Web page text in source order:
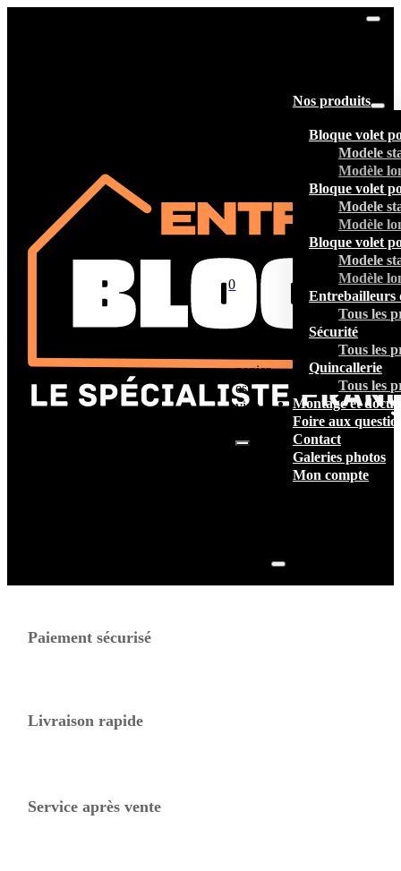
Nos produits
Bloque volet
Modele
Modèle
Bloque volet
Modele
Modèle
Bloque volet
Modele
Modèle
Entrebailleurs
Tous les
Sécurité
Tous les
Quincallerie
Tous les
Montage et
Foire aux
Contact
Galeries photos
Mon compte
0
panier
est
vide.
Paiement sécurisé
Livraison rapide
Service après vente